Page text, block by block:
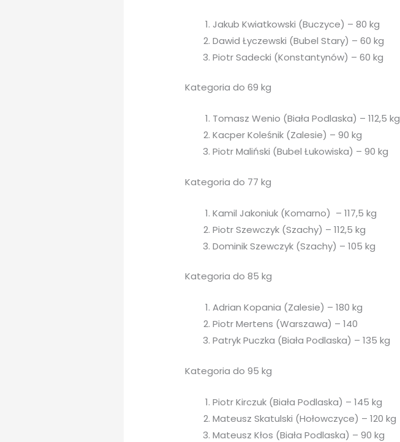
Jakub Kwiatkowski (Buczyce) – 80 kg
Dawid Łyczewski (Bubel Stary) – 60 kg
Piotr Sadecki (Konstantynów) – 60 kg
Kategoria do 69 kg
Tomasz Wenio (Biała Podlaska) – 112,5 kg
Kacper Koleśnik (Zalesie) – 90 kg
Piotr Maliński (Bubel Łukowiska) – 90 kg
Kategoria do 77 kg
Kamil Jakoniuk (Komarno) – 117,5 kg
Piotr Szewczyk (Szachy) – 112,5 kg
Dominik Szewczyk (Szachy) – 105 kg
Kategoria do 85 kg
Adrian Kopania (Zalesie) – 180 kg
Piotr Mertens (Warszawa) – 140
Patryk Puczka (Biała Podlaska) – 135 kg
Kategoria do 95 kg
Piotr Kirczuk (Biała Podlaska) – 145 kg
Mateusz Skatulski (Hołowczyce) – 120 kg
Mateusz Kłos (Biała Podlaska) – 90 kg